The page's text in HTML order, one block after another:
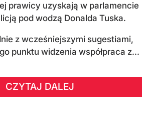
prawicy uzyskają w parlamencie
pod wodzą Donalda Tuska.
z wcześniejszymi sugestiami,
punktu widzenia współpraca z...
CZYTAJ DALEJ